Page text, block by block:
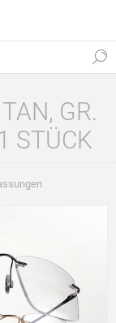
GR.
STÜCK